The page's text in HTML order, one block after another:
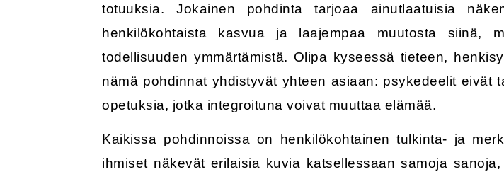
totuuksia. Jokainen pohdinta tarjoaa ainutlaatuisia
henkilökohtaista kasvua ja laajempaa muutosta siinä,
todellisuuden ymmärtämistä. Olipa kyseessä tieteen,
nämä pohdinnat yhdistyvät yhteen asiaan: psykedeelit eivät
opetuksia, jotka integroituna voivat muuttaa elämää.
Kaikissa pohdinnoissa on henkilökohtainen tulkinta- ja
ihmiset näkevät erilaisia kuvia katsellessaan samoja